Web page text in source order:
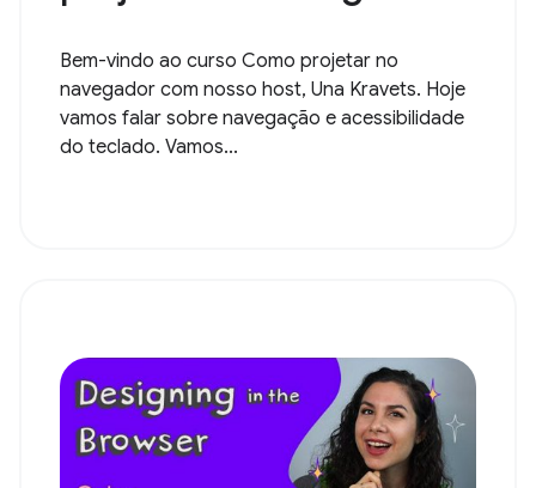
Bem-vindo ao curso Como projetar no
navegador com nosso host, Una Kravets. Hoje
vamos falar sobre navegação e acessibilidade
do teclado. Vamos...